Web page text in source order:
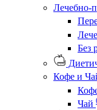
Лечебно-
Без
Кофе и
Чай